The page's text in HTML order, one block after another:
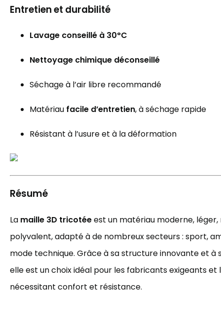
Entretien et durabilité
Lavage conseillé à 30°C
Nettoyage chimique déconseillé
Séchage à l’air libre recommandé
Matériau facile d’entretien, à séchage rapide
Résistant à l’usure et à la déformation
Résumé
La maille 3D tricotéeest un matériau moderne,
polyvalent, adapté à de nombreux secteurs : sport,
mode technique. Grâce à sa structure innovante et à
elle est un choix idéal pour les fabricants exigeants
nécessitant confort et résistance.